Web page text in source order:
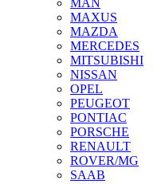
MAN
MAXUS
MAZDA
MERCEDES
MITSUBISHI
NISSAN
OPEL
PEUGEOT
PONTIAC
PORSCHE
RENAULT
ROVER/MG
SAAB